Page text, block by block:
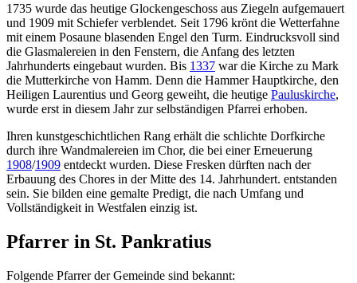
1735 wurde das heutige Glockengeschoss aus Ziegeln aufgemauert
und 1909 mit Schiefer verblendet. Seit 1796 krönt die Wetterfahne
mit einem Posaune blasenden Engel den Turm. Eindrucksvoll sind
die Glasmalereien in den Fenstern, die Anfang des letzten
Jahrhunderts eingebaut wurden. Bis 1337 war die Kirche zu Mark
die Mutterkirche von Hamm. Denn die Hammer Hauptkirche, den
Heiligen Laurentius und Georg geweiht, die heutige Pauluskirche,
wurde erst in diesem Jahr zur selbständigen Pfarrei erhoben.
Ihren kunstgeschichtlichen Rang erhält die schlichte Dorfkirche
durch ihre Wandmalereien im Chor, die bei einer Erneuerung
1908/1909 entdeckt wurden. Diese Fresken dürften nach der
Erbauung des Chores in der Mitte des 14. Jahrhundert. entstanden
sein. Sie bilden eine gemalte Predigt, die nach Umfang und
Vollständigkeit in Westfalen einzig ist.
Pfarrer in St. Pankratius
Folgende Pfarrer der Gemeinde sind bekannt: